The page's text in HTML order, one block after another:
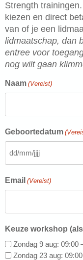
Strength
kiezen en direct
van of je een
lidmaatschap, dan
entree voor
nog wilt gaan
Naam (Vereist)
Geboortedatum
DD
MM
slash
Email (Vereist)
Keuze workshop
Zondag 9 aug: 09:00
Zondag 23 aug: